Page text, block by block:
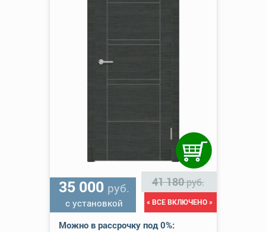
35 000 руб.
с установкой
41 180руб.
« ВСЕ ВКЛЮЧЕНО »
Можно в рассрочку под 0%: